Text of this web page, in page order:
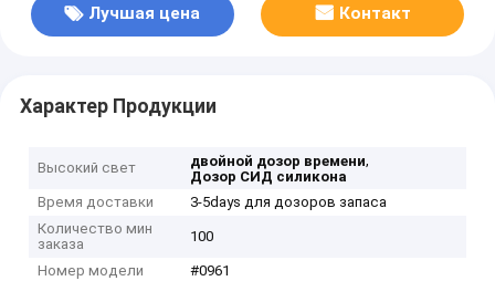
Лучшая цена Контакт
Характер Продукции
Высокий свет двойной дозор времени,
Дозор СИД силикона
Время доставки
3-5days для дозоров запаса
Количество мин
заказа
100
Номер модели
#0961